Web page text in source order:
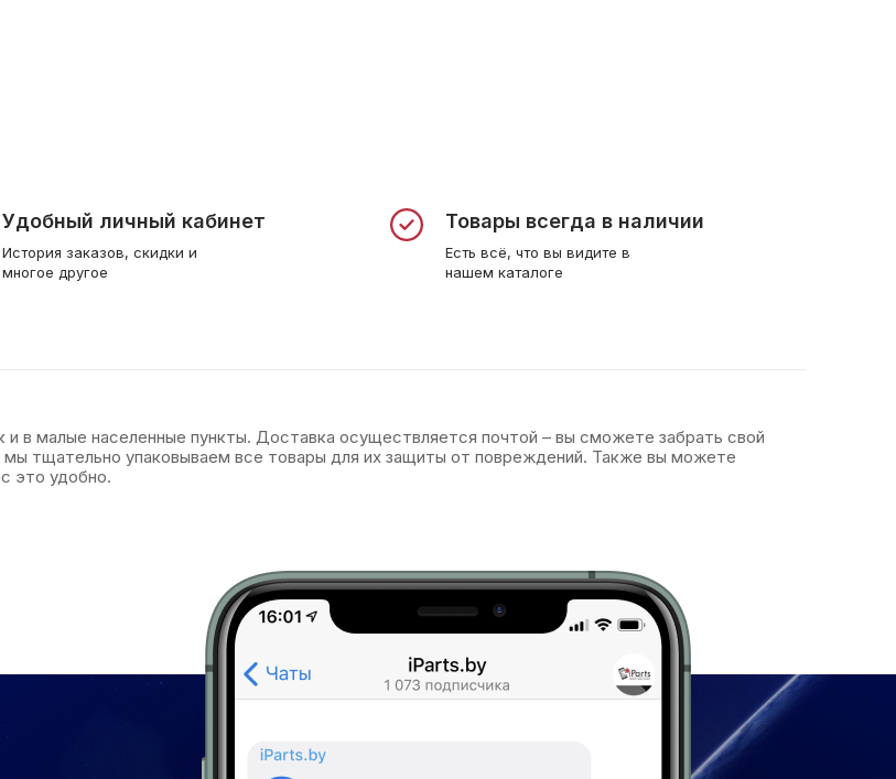
Удобный личный кабинет
История заказов, скидки и
многое другое
Товары всегда в наличии
Есть всё, что вы видите в
нашем каталоге
в малые населенные пункты. Доставка осуществляется почтой – вы сможете забрать свой
тщательно упаковываем все товары для их защиты от повреждений. Также вы можете
это удобно.